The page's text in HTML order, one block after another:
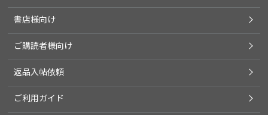
書店様向け
ご購読者様向け
返品入帖依頼
ご利用ガイド